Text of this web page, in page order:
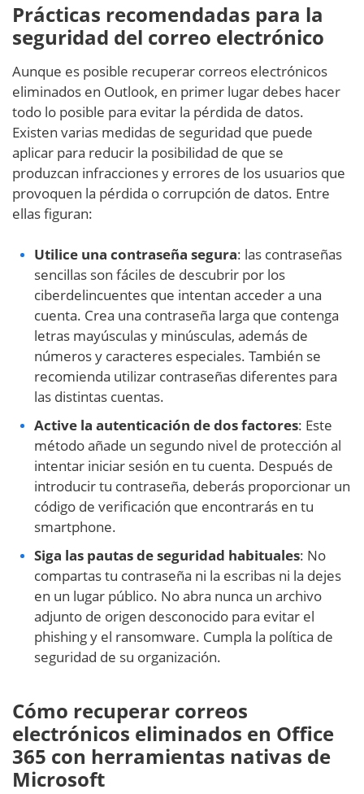
Prácticas recomendadas para la
seguridad del correo electrónico
Aunque es posible recuperar correos electrónicos
eliminados en Outlook, en primer lugar debes hacer
todo lo posible para evitar la pérdida de datos.
Existen varias medidas de seguridad que puede
aplicar para reducir la posibilidad de que se
produzcan infracciones y errores de los usuarios que
provoquen la pérdida o corrupción de datos. Entre
ellas figuran:
Utilice una contraseña segura: las contraseñas
sencillas son fáciles de descubrir por los
ciberdelincuentes que intentan acceder a una
cuenta. Crea una contraseña larga que contenga
letras mayúsculas y minúsculas, además de
números y caracteres especiales. También se
recomienda utilizar contraseñas diferentes para
las distintas cuentas.
Active la autenticación de dos factores: Este
método añade un segundo nivel de protección al
intentar iniciar sesión en tu cuenta. Después de
introducir tu contraseña, deberás proporcionar un
código de verificación que encontrarás en tu
smartphone.
Siga las pautas de seguridad habituales: No
compartas tu contraseña ni la escribas ni la dejes
en un lugar público. No abra nunca un archivo
adjunto de origen desconocido para evitar el
phishing y el ransomware. Cumpla la política de
seguridad de su organización.
Cómo recuperar correos
electrónicos eliminados en Office
365 con herramientas nativas de
Microsoft